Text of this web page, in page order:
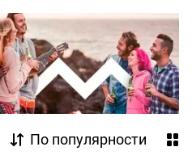
По популярности